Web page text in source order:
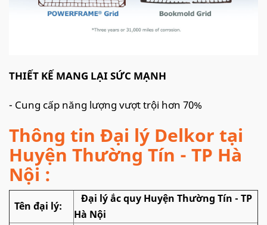
THIẾT KẾ MANG LẠI SỨC MẠNH
- Cung cấp năng lượng vượt trội hơn 70%
Thông tin Đại lý Delkor tại
Huyện Thường Tín - TP Hà
Nội :
Tên đại lý:
Đại lý ắc quy Huyện Thường Tín - TP
Hà Nội